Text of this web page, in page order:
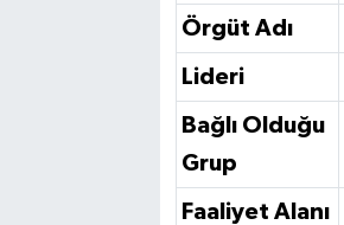
Örgüt Adı
Lideri
Bağlı Olduğu
Grup
Faaliyet Alanı